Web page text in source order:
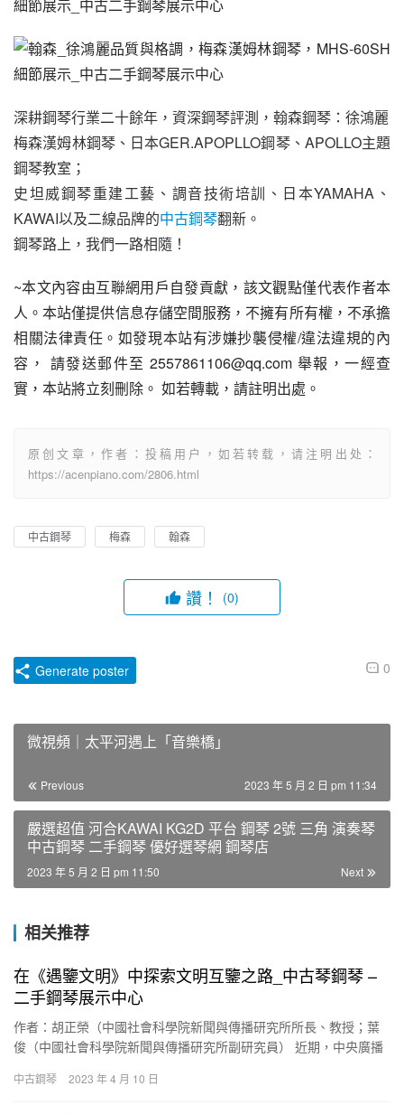
深耕鋼琴行業二十餘年，資深鋼琴評測，翰森鋼琴：徐鴻麗
梅森漢姆林鋼琴、日本GER.APOPLLO鋼琴、APOLLO主題
鋼琴教室；
史坦威鋼琴重建工藝、調音技術培訓、日本YAMAHA、
KAWAI以及二線品牌的中古鋼琴翻新。
鋼琴路上，我們一路相隨！
~本文內容由互聯網用戶自發貢獻，該文觀點僅代表作者本
人。本站僅提供信息存儲空間服務，不擁有所有權，不承擔
相關法律責任。如發現本站有涉嫌抄襲侵權/違法違規的內
容， 請發送郵件至 2557861106@qq.com 舉報，一經查
實，本站將立刻刪除。 如若轉載，請註明出處。
原创文章，作者：投稿用户，如若转载，请注明出处：
https://acenpiano.com/2806.html
中古鋼琴 梅森 翰森
讚！ (0)
0
Generate poster
微視頻｜太平河遇上「音樂橋」
Previous 2023 年 5 月 2 日 pm 11:34
嚴選超值 河合KAWAI KG2D 平台 鋼琴 2號 三角 演奏琴
中古鋼琴 二手鋼琴 優好選琴網 鋼琴店
Next
2023 年 5 月 2 日 pm 11:50
相关推荐
在《遇鑒文明》中探索文明互鑒之路_中古琴鋼琴 –
二手鋼琴展示中心
作者：胡正榮（中國社會科學院新聞與傳播研究所所長、教授；葉
俊（中國社會科學院新聞與傳播研究所副研究員） 近期，中央廣播
中古鋼琴 2023 年 4 月 10 日